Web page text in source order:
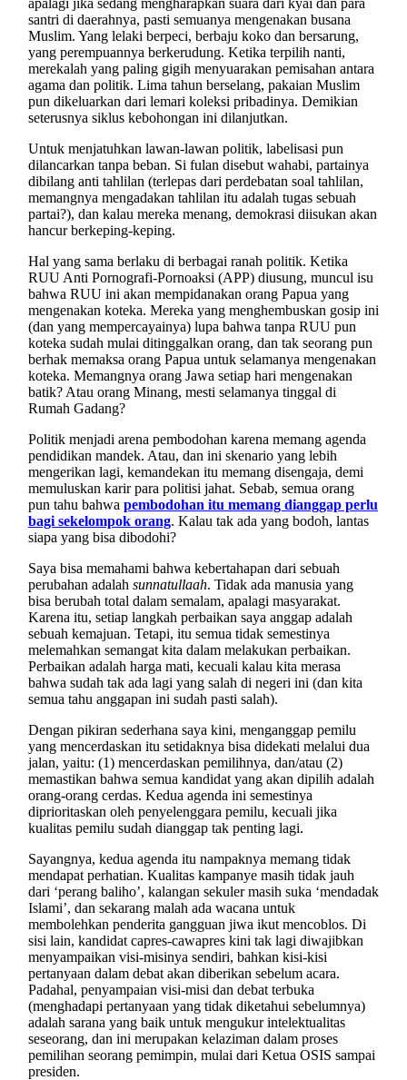
santri di daerahnya, pasti semuanya mengenakan busana
Muslim. Yang lelaki berpeci, berbaju koko dan bersarung,
yang perempuannya berkerudung. Ketika terpilih nanti,
merekalah yang paling gigih menyuarakan pemisahan antara
agama dan politik. Lima tahun berselang, pakaian Muslim
pun dikeluarkan dari lemari koleksi pribadinya. Demikian
seterusnya siklus kebohongan ini dilanjutkan.
Untuk menjatuhkan lawan-lawan politik, labelisasi pun
dilancarkan tanpa beban. Si fulan disebut wahabi, partainya
dibilang anti tahlilan (terlepas dari perdebatan soal tahlilan,
memangnya mengadakan tahlilan itu adalah tugas sebuah
partai?), dan kalau mereka menang, demokrasi diisukan akan
hancur berkeping-keping.
Hal yang sama berlaku di berbagai ranah politik. Ketika
RUU Anti Pornografi-Pornoaksi (APP) diusung, muncul isu
bahwa RUU ini akan mempidanakan orang Papua yang
mengenakan koteka. Mereka yang menghembuskan gosip ini
(dan yang mempercayainya) lupa bahwa tanpa RUU pun
koteka sudah mulai ditinggalkan orang, dan tak seorang pun
berhak memaksa orang Papua untuk selamanya mengenakan
koteka. Memangnya orang Jawa setiap hari mengenakan
batik? Atau orang Minang, mesti selamanya tinggal di
Rumah Gadang?
Politik menjadi arena pembodohan karena memang agenda
pendidikan mandek. Atau, dan ini skenario yang lebih
mengerikan lagi, kemandekan itu memang disengaja, demi
memuluskan karir para politisi jahat. Sebab, semua orang
pun tahu bahwa pembodohan itu memang dianggap perlu
bagi sekelompok orang. Kalau tak ada yang bodoh, lantas
siapa yang bisa dibodohi?
Saya bisa memahami bahwa kebertahapan dari sebuah
perubahan adalah sunnatullaah. Tidak ada manusia yang
bisa berubah total dalam semalam, apalagi masyarakat.
Karena itu, setiap langkah perbaikan saya anggap adalah
sebuah kemajuan. Tetapi, itu semua tidak semestinya
melemahkan semangat kita dalam melakukan perbaikan.
Perbaikan adalah harga mati, kecuali kalau kita merasa
bahwa sudah tak ada lagi yang salah di negeri ini (dan kita
semua tahu anggapan ini sudah pasti salah).
Dengan pikiran sederhana saya kini, menganggap pemilu
yang mencerdaskan itu setidaknya bisa didekati melalui dua
jalan, yaitu: (1) mencerdaskan pemilihnya, dan/atau (2)
memastikan bahwa semua kandidat yang akan dipilih adalah
orang-orang cerdas. Kedua agenda ini semestinya
diprioritaskan oleh penyelenggara pemilu, kecuali jika
kualitas pemilu sudah dianggap tak penting lagi.
Sayangnya, kedua agenda itu nampaknya memang tidak
mendapat perhatian. Kualitas kampanye masih tidak jauh
dari ‘perang baliho’, kalangan sekuler masih suka ‘mendadak
Islami’, dan sekarang malah ada wacana untuk
membolehkan penderita gangguan jiwa ikut mencoblos. Di
sisi lain, kandidat capres-cawapres kini tak lagi diwajibkan
menyampaikan visi-misinya sendiri, bahkan kisi-kisi
pertanyaan dalam debat akan diberikan sebelum acara.
Padahal, penyampaian visi-misi dan debat terbuka
(menghadapi pertanyaan yang tidak diketahui sebelumnya)
adalah sarana yang baik untuk mengukur intelektualitas
seseorang, dan ini merupakan kelaziman dalam proses
pemilihan seorang pemimpin, mulai dari Ketua OSIS sampai
presiden.